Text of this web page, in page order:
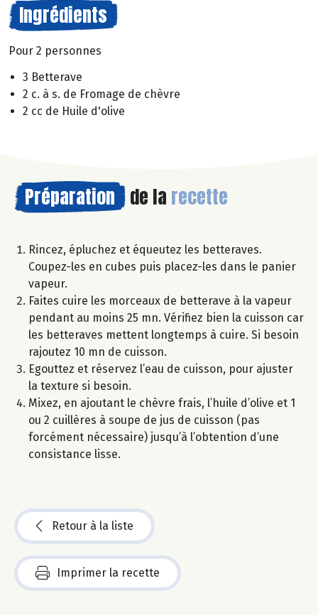
Ingrédients
Pour 2 personnes
3 Betterave
2 c. à s. de Fromage de chèvre
2 cc de Huile d'olive
Préparation de la recette
Rincez, épluchez et équeutez les betteraves.
Coupez-les en cubes puis placez-les dans le panier
vapeur.
Faites cuire les morceaux de betterave à la vapeur
pendant au moins 25 mn. Vérifiez bien la cuisson car
les betteraves mettent longtemps à cuire. Si besoin
rajoutez 10 mn de cuisson.
Egouttez et réservez l’eau de cuisson, pour ajuster
la texture si besoin.
Mixez, en ajoutant le chèvre frais, l’huile d’olive et 1
ou 2 cuillères à soupe de jus de cuisson (pas
forcément nécessaire) jusqu’à l’obtention d’une
consistance lisse.
Retour à la liste
Imprimer la recette